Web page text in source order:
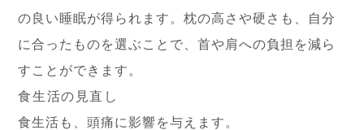
の良い睡眠が得られます。枕の高さや硬さも、自分
に合ったものを選ぶことで、首や肩への負担を減ら
すことができます。
食生活の見直し
食生活も、頭痛に影響を与えます。